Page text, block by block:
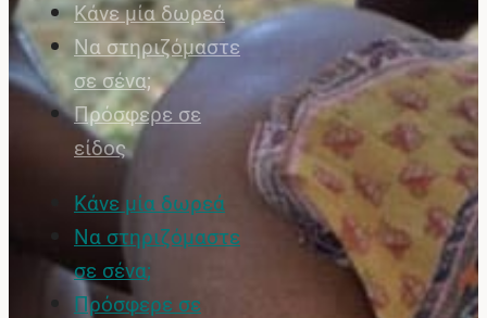
Κάνε μία δωρεά
Να στηριζόμαστε
σε σένα;
Πρόσφερε σε
είδος
Κάνε μία δωρεά
Να στηριζόμαστε
σε σένα;
Πρόσφερε σε